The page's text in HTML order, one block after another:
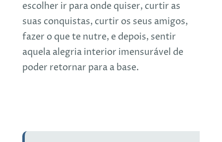
escolher ir para onde quiser, curtir as
suas conquistas, curtir os seus amigos,
fazer o que te nutre, e depois, sentir
aquela alegria interior imensurável de
poder retornar para a base.